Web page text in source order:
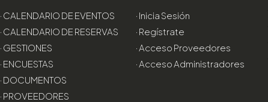
· CALENDARIO DE EVENTOS
· CALENDARIO DE RESERVAS
· GESTIONES
· ENCUESTAS
· DOCUMENTOS
· PROVEEDORES
· Inicia Sesión
· Regístrate
· Acceso Proveedores
· Acceso Administradores